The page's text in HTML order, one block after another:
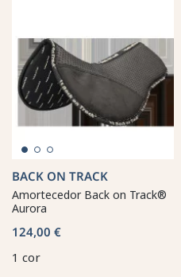
BACK ON TRACK
Amortecedor Back on Track®
Aurora
124,00 €
1 cor